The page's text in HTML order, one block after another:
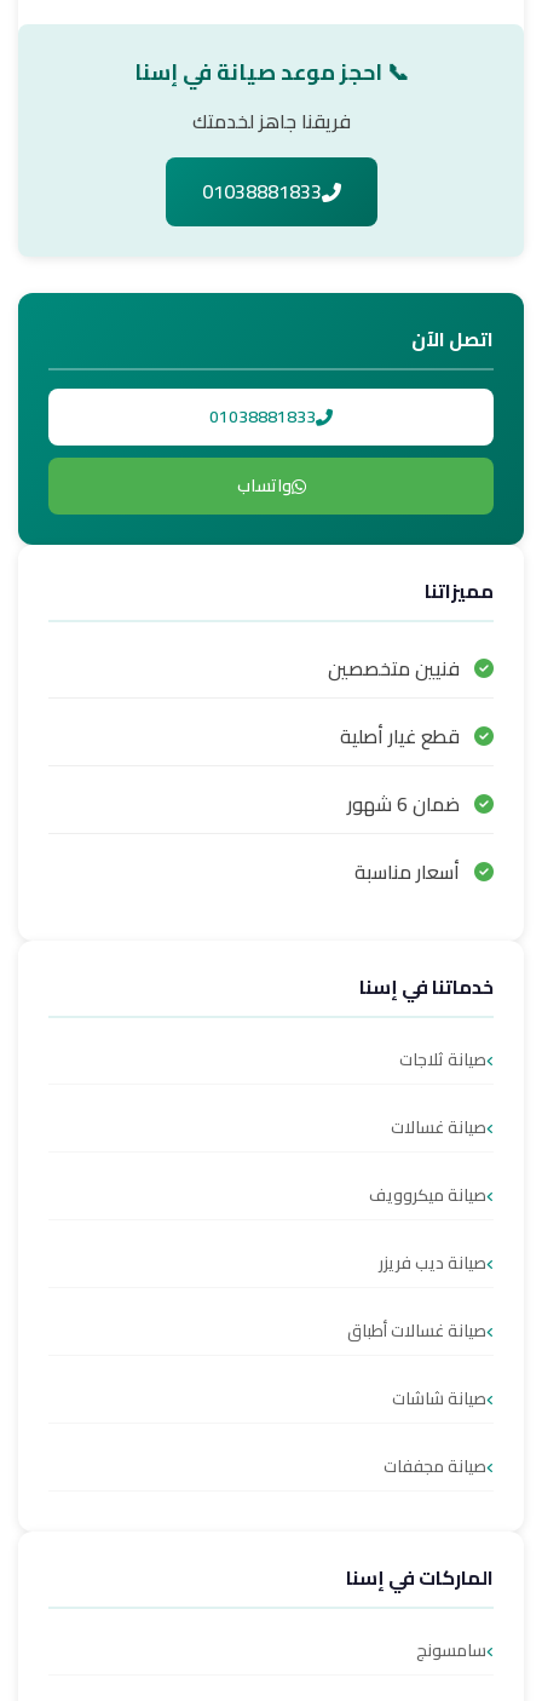
📞 احجز موعد صيانة في إسنا
فريقنا جاهز لخدمتك
01038881833
اتصل الآن
01038881833
واتساب
مميزاتنا
فنيين متخصصين
قطع غيار أصلية
ضمان 6 شهور
أسعار مناسبة
خدماتنا في إسنا
صيانة ثلاجات
صيانة غسالات
صيانة ميكروويف
صيانة ديب فريزر
صيانة غسالات أطباق
صيانة شاشات
صيانة مجففات
الماركات في إسنا
سامسونج